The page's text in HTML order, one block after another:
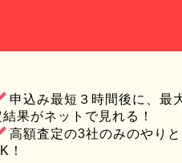
申込み最短３時間後に、最
結果がネットで見れる！
高額査定の3社のみのやり
！